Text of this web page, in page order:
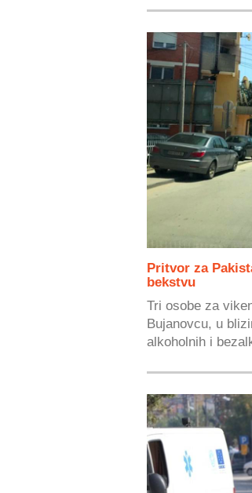
Pritvor za
bekstvu
Tri osobe za
Bujanovcu, u
alkoholnih i